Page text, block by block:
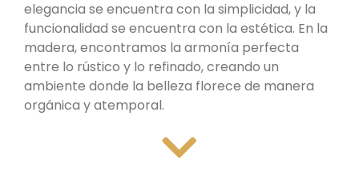
elegancia se encuentra con la simplicidad, y la
funcionalidad se encuentra con la estética. En la
madera, encontramos la armonía perfecta
entre lo rústico y lo refinado, creando un
ambiente donde la belleza florece de manera
orgánica y atemporal.